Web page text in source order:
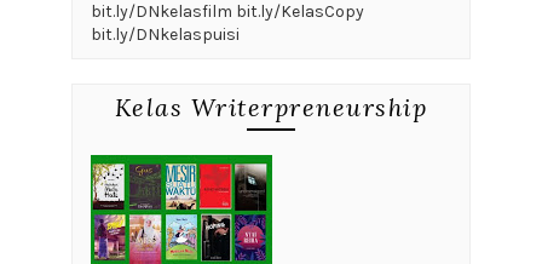
bit.ly/DNkelasfilm bit.ly/KelasCopy
bit.ly/DNkelaspuisi
Kelas Writerpreneurship